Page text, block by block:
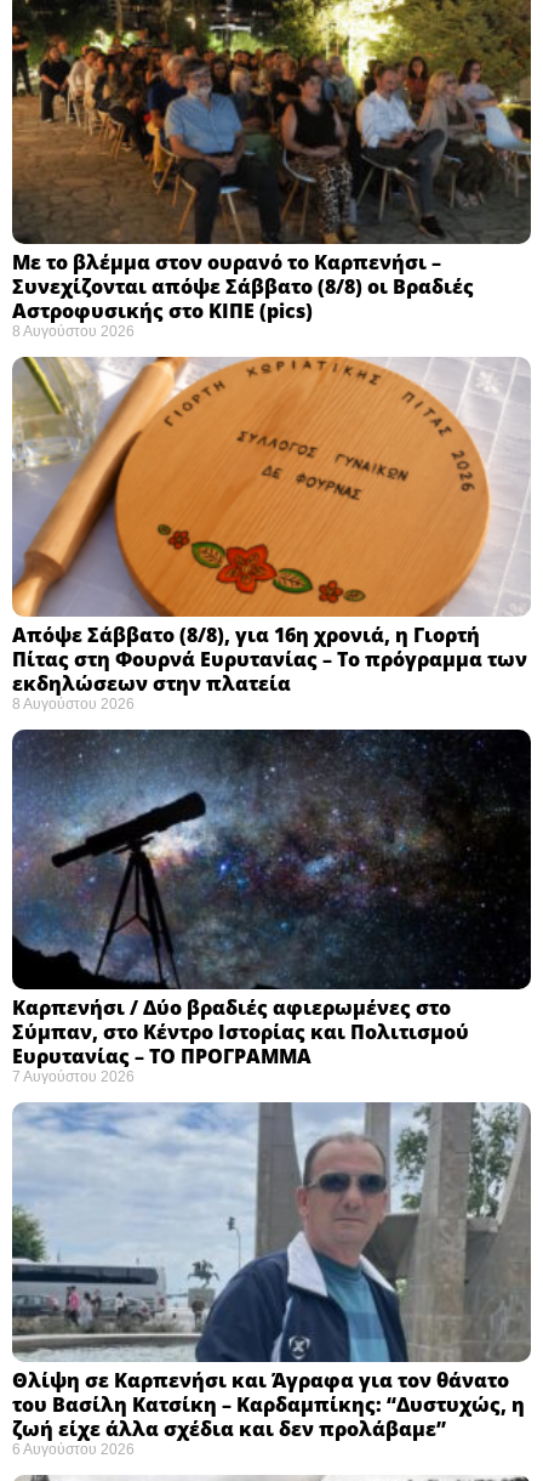
Με το βλέμμα στον ουρανό το Καρπενήσι –
Συνεχίζονται απόψε Σάββατο (8/8) οι Βραδιές
Αστροφυσικής στο ΚΙΠΕ (pics)
8 Αυγούστου 2026
Απόψε Σάββατο (8/8), για 16η χρονιά, η Γιορτή
Πίτας στη Φουρνά Ευρυτανίας – Το πρόγραμμα των
εκδηλώσεων στην πλατεία
8 Αυγούστου 2026
Καρπενήσι / Δύο βραδιές αφιερωμένες στο
Σύμπαν, στο Κέντρο Ιστορίας και Πολιτισμού
Ευρυτανίας – ΤΟ ΠΡΟΓΡΑΜΜΑ
7 Αυγούστου 2026
Θλίψη σε Καρπενήσι και Άγραφα για τον θάνατο
του Βασίλη Κατσίκη – Καρδαμπίκης: “Δυστυχώς, η
ζωή είχε άλλα σχέδια και δεν προλάβαμε”
6 Αυγούστου 2026